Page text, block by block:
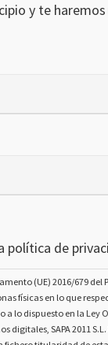
y te haremos
política de
(UE) 2016/679 del
físicas en lo que
lo dispuesto en la Ley
digitales, SAPA 2011